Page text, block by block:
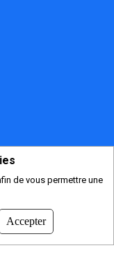
de vous permettre une
Accepter